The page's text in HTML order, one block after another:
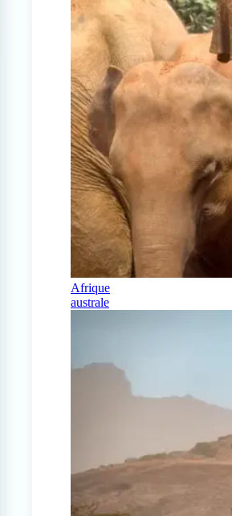
Afrique
australe